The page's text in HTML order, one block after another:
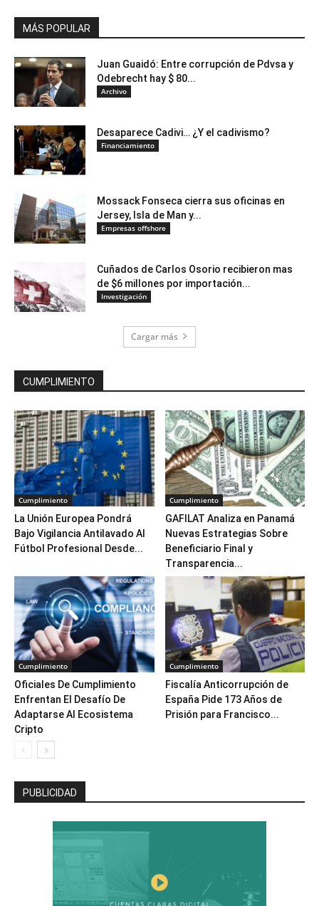
MÁS POPULAR
Juan Guaidó: Entre corrupción de Pdvsa y
Odebrecht hay $ 80...
Archivo
Desaparece Cadivi… ¿Y el cadivismo?
Financiamiento
Mossack Fonseca cierra sus oficinas en
Jersey, Isla de Man y...
Empresas offshore
Cuñados de Carlos Osorio recibieron mas
de $6 millones por importación...
Investigación
Cargar más
CUMPLIMIENTO
Cumplimiento
La Unión Europea Pondrá
Bajo Vigilancia Antilavado Al
Fútbol Profesional Desde...
Cumplimiento
GAFILAT Analiza en Panamá
Nuevas Estrategias Sobre
Beneficiario Final y
Transparencia...
Cumplimiento
Oficiales De Cumplimiento
Enfrentan El Desafío De
Adaptarse Al Ecosistema
Cripto
Cumplimiento
Fiscalía Anticorrupción de
España Pide 173 Años de
Prisión para Francisco...
PUBLICIDAD